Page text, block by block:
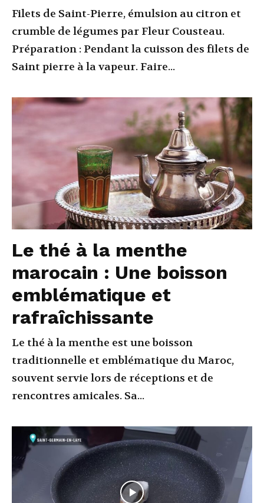
Filets de Saint-Pierre, émulsion au citron et
crumble de légumes par Fleur Cousteau.
Préparation : Pendant la cuisson des filets de
Saint pierre à la vapeur. Faire...
Le thé à la menthe
marocain : Une boisson
emblématique et
rafraîchissante
Le thé à la menthe est une boisson
traditionnelle et emblématique du Maroc,
souvent servie lors de réceptions et de
rencontres amicales. Sa...